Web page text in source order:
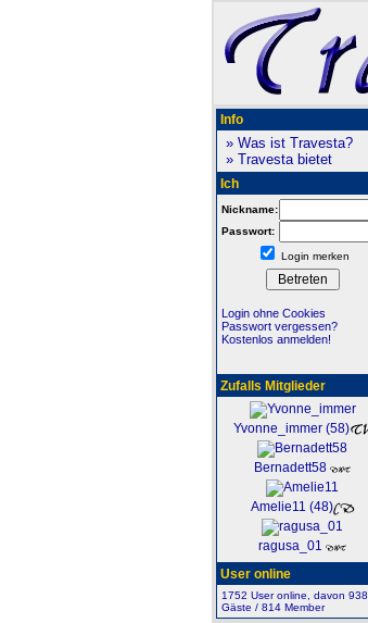
Info
» Was ist Travesta?
» Travesta bietet
Ich
Nickname:
Passwort:
Login merken
Login ohne Cookies
Passwort vergessen?
Kostenlos anmelden!
Zufalls Mitglieder
Yvonne_immer (58)
Bernadett58
Amelie11 (48)
ragusa_01
User online
1752 User online, davon 938
Gäste / 814 Member